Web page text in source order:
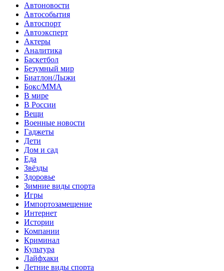
Автоновости
Автособытия
Автоспорт
Автоэксперт
Актеры
Аналитика
Баскетбол
Безумный мир
Биатлон/Лыжи
Бокс/MMA
В мире
В России
Вещи
Военные новости
Гаджеты
Дети
Дом и сад
Еда
Звёзды
Здоровье
Зимние виды спорта
Игры
Импортозамещение
Интернет
Истории
Компании
Криминал
Культура
Лайфхаки
Летние виды спорта